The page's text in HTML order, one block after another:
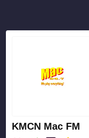
KMCN Mac FM